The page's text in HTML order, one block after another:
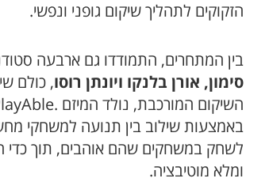
הזקוקים לתהליך שיקום גופני ונפשי.
בין המתחרים, התמודדו גם ארבעה
סימון, אורן בלנקו ויונתן רוסו, כולם
באמצעות שילוב בין תנועה למשחקי
לשחק במשחקים שהם אוהבים, תוך כדי
ומלא מוטיבציה.